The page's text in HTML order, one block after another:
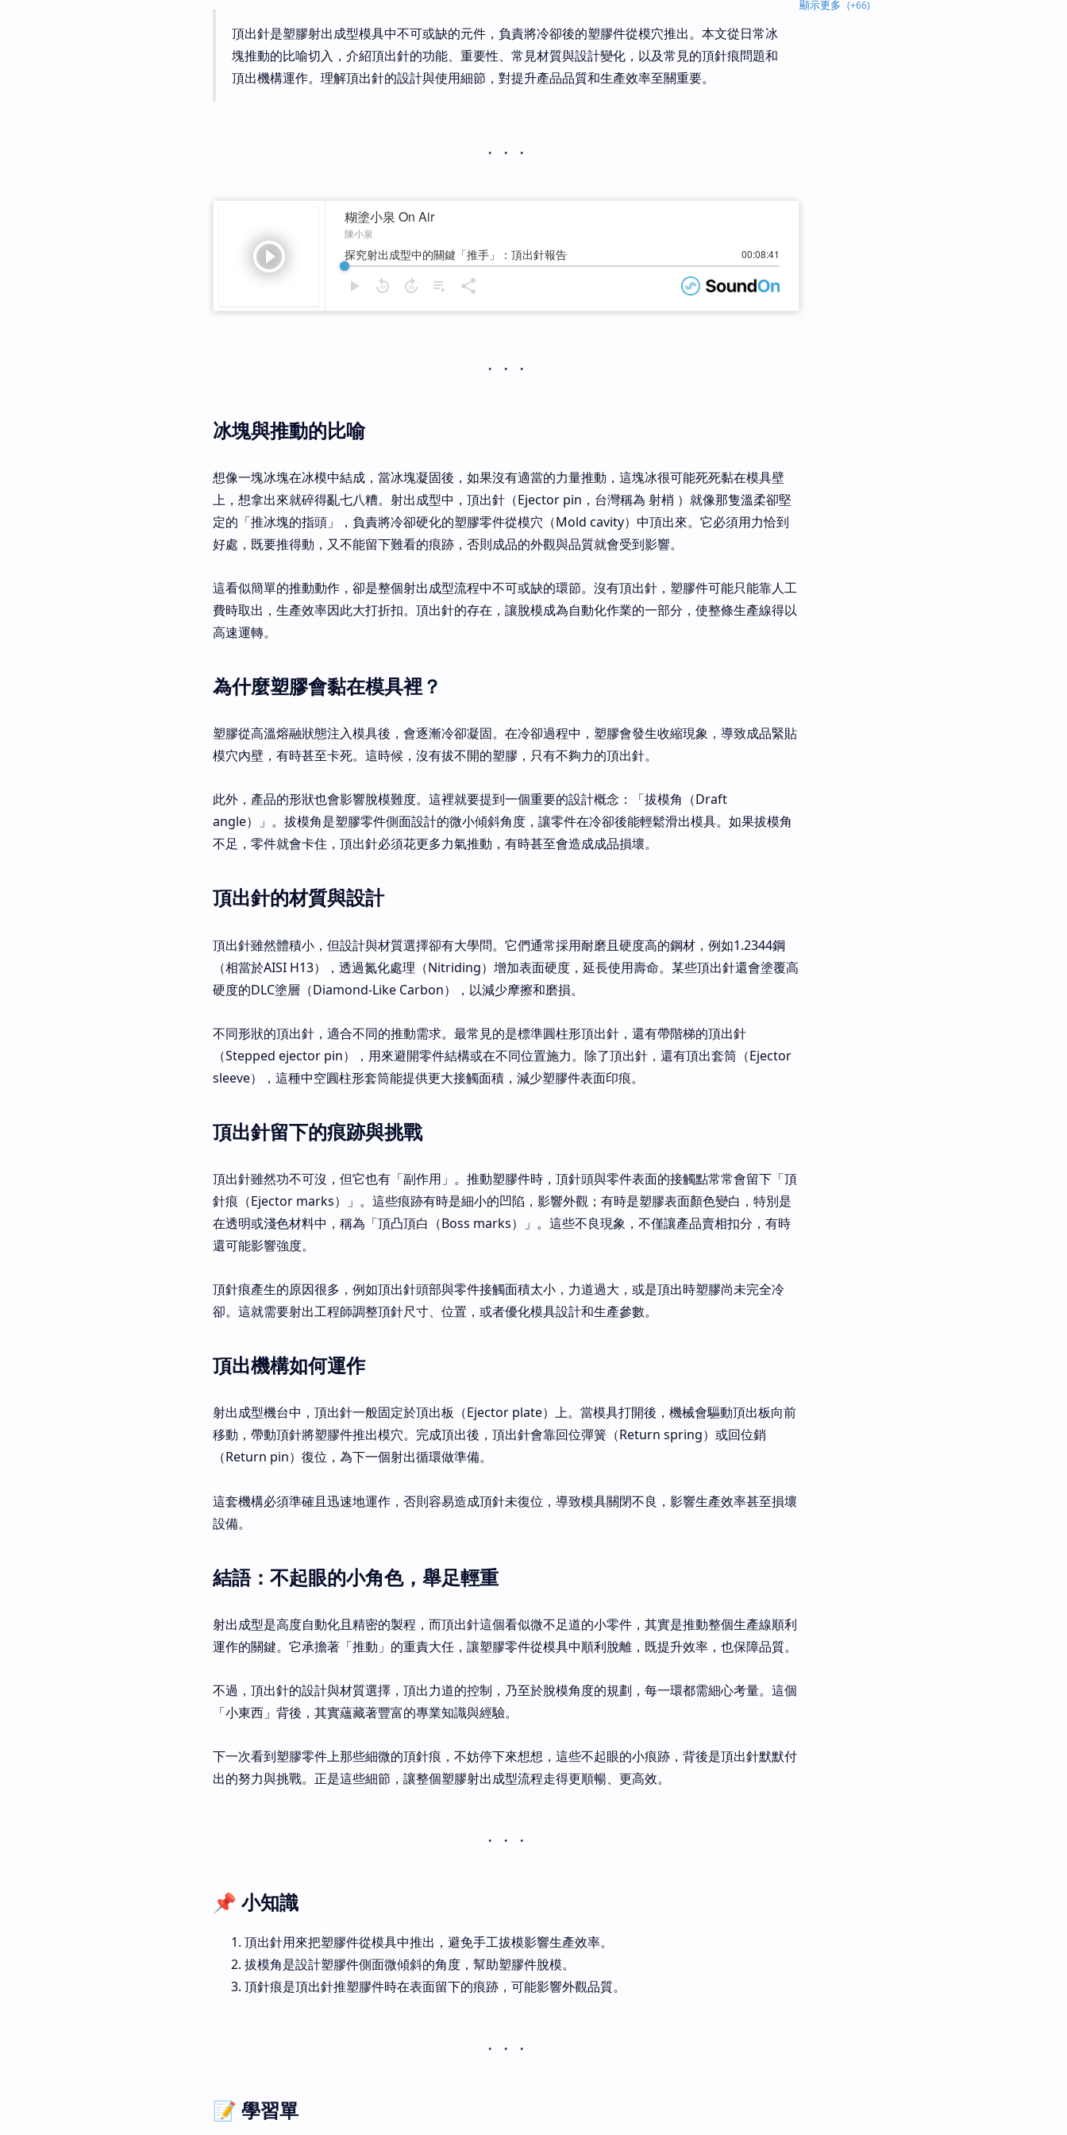
頂出針是塑膠射出成型模具中不可或缺的元件，負責將冷卻後的塑膠件從模穴推出。本文從日常冰
塊推動的比喻切入，介紹頂出針的功能、重要性、常見材質與設計變化，以及常見的頂針痕問題和
頂出機構運作。理解頂出針的設計與使用細節，對提升產品品質和生產效率至關重要。
冰塊與推動的比喻
想像一塊冰塊在冰模中結成，當冰塊凝固後，如果沒有適當的力量推動，這塊冰很可能死死黏在模具壁
上，想拿出來就碎得亂七八糟。射出成型中，頂出針（Ejector pin，台灣稱為 射梢 ）就像那隻溫柔卻堅
定的「推冰塊的指頭」，負責將冷卻硬化的塑膠零件從模穴（Mold cavity）中頂出來。它必須用力恰到
好處，既要推得動，又不能留下難看的痕跡，否則成品的外觀與品質就會受到影響。
這看似簡單的推動動作，卻是整個射出成型流程中不可或缺的環節。沒有頂出針，塑膠件可能只能靠人工
費時取出，生產效率因此大打折扣。頂出針的存在，讓脫模成為自動化作業的一部分，使整條生產線得以
高速運轉。
為什麼塑膠會黏在模具裡？
塑膠從高溫熔融狀態注入模具後，會逐漸冷卻凝固。在冷卻過程中，塑膠會發生收縮現象，導致成品緊貼
模穴內壁，有時甚至卡死。這時候，沒有拔不開的塑膠，只有不夠力的頂出針。
此外，產品的形狀也會影響脫模難度。這裡就要提到一個重要的設計概念：「拔模角（Draft
angle）」。拔模角是塑膠零件側面設計的微小傾斜角度，讓零件在冷卻後能輕鬆滑出模具。如果拔模角
不足，零件就會卡住，頂出針必須花更多力氣推動，有時甚至會造成成品損壞。
頂出針的材質與設計
頂出針雖然體積小，但設計與材質選擇卻有大學問。它們通常採用耐磨且硬度高的鋼材，例如1.2344鋼
（相當於AISI H13），透過氮化處理（Nitriding）增加表面硬度，延長使用壽命。某些頂出針還會塗覆高
硬度的DLC塗層（Diamond-Like Carbon），以減少摩擦和磨損。
不同形狀的頂出針，適合不同的推動需求。最常見的是標準圓柱形頂出針，還有帶階梯的頂出針
（Stepped ejector pin），用來避開零件結構或在不同位置施力。除了頂出針，還有頂出套筒（Ejector
sleeve），這種中空圓柱形套筒能提供更大接觸面積，減少塑膠件表面印痕。
頂出針留下的痕跡與挑戰
頂出針雖然功不可沒，但它也有「副作用」。推動塑膠件時，頂針頭與零件表面的接觸點常常會留下「頂
針痕（Ejector marks）」。這些痕跡有時是細小的凹陷，影響外觀；有時是塑膠表面顏色變白，特別是
在透明或淺色材料中，稱為「頂凸頂白（Boss marks）」。這些不良現象，不僅讓產品賣相扣分，有時
還可能影響強度。
頂針痕產生的原因很多，例如頂出針頭部與零件接觸面積太小，力道過大，或是頂出時塑膠尚未完全冷
卻。這就需要射出工程師調整頂針尺寸、位置，或者優化模具設計和生產參數。
頂出機構如何運作
射出成型機台中，頂出針一般固定於頂出板（Ejector plate）上。當模具打開後，機械會驅動頂出板向前
移動，帶動頂針將塑膠件推出模穴。完成頂出後，頂出針會靠回位彈簧（Return spring）或回位銷
（Return pin）復位，為下一個射出循環做準備。
這套機構必須準確且迅速地運作，否則容易造成頂針未復位，導致模具關閉不良，影響生產效率甚至損壞
設備。
結語：不起眼的小角色，舉足輕重
射出成型是高度自動化且精密的製程，而頂出針這個看似微不足道的小零件，其實是推動整個生產線順利
運作的關鍵。它承擔著「推動」的重責大任，讓塑膠零件從模具中順利脫離，既提升效率，也保障品質。
不過，頂出針的設計與材質選擇，頂出力道的控制，乃至於脫模角度的規劃，每一環都需細心考量。這個
「小東西」背後，其實蘊藏著豐富的專業知識與經驗。
下一次看到塑膠零件上那些細微的頂針痕，不妨停下來想想，這些不起眼的小痕跡，背後是頂出針默默付
出的努力與挑戰。正是這些細節，讓整個塑膠射出成型流程走得更順暢、更高效。
📌 小知識
頂出針用來把塑膠件從模具中推出，避免手工拔模影響生產效率。
拔模角是設計塑膠件側面微傾斜的角度，幫助塑膠件脫模。
頂針痕是頂出針推塑膠件時在表面留下的痕跡，可能影響外觀品質。
📝 學習單